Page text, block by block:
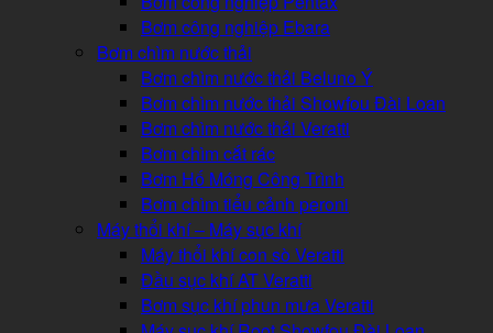
Bơm công nghiệp Ebara
Bơm chìm nước thải
Bơm chìm nước thải Beluno Ý
Bơm chìm nước thải Showfou Đài Loan
Bơm chìm nước thải Veratti
Bơm chìm cắt rác
Bơm Hố Móng Công Trình
Bơm chìm tiểu cảnh peroni
Máy thổi khí – Máy sục khí
Máy thổi khí con sò Veratti
Đầu sục khí AT Veratti
Bơm sục khí phun mưa Veratti